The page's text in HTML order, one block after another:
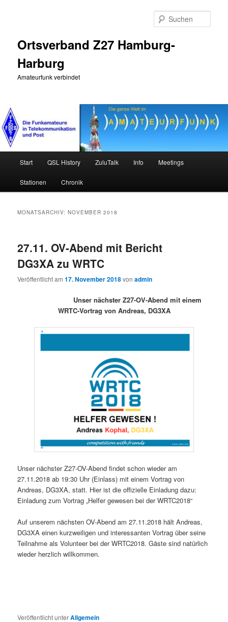
Ortsverband Z27 Hamburg-
Harburg
Amateurfunk verbindet
Start QSL History ZuluTalk Info Meetings
Stationen Chronik
MONATSARCHIV:NOVEMBER 2018
27.11. OV-Abend mit Bericht
DG3XA zu WRTC
Veröffentlicht am17. November 2018vonadmin
Unser nächster Z27-OV-Abend mit einem
WRTC-Vortrag von Andreas, DG3XA
Unser nächster Z27-OV-Abend findet schon wieder am
27.11.2018 ab 19:30 Uhr (Einlass) mit einem Vortrag von
Andreas, DG3XA, statt. Hier ist die offizielle Einladung dazu:
Einladung zum Vortrag „Helfer gewesen bei der WRTC2018“
Auf unserem nächsten OV-Abend am 27.11.2018 hält Andreas,
DG3XA einen kurzweiligen und interessanten Vortrag über seine
Teilnahme als Volunteer bei der WRTC2018. Gäste sind natürlich
wieder herzlich willkommen.
Veröffentlicht unterAllgemein